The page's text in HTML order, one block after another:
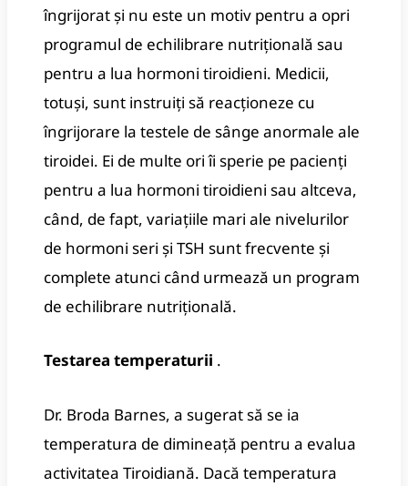
îngrijorat și nu este un motiv pentru a opri
programul de echilibrare nutrițională sau
pentru a lua hormoni tiroidieni. Medicii,
totuși, sunt instruiți să reacționeze cu
îngrijorare la testele de sânge anormale ale
tiroidei. Ei de multe ori îi sperie pe pacienți
pentru a lua hormoni tiroidieni sau altceva,
când, de fapt, variațiile mari ale nivelurilor
de hormoni seri și TSH sunt frecvente și
complete atunci când urmează un program
de echilibrare nutrițională.
Testarea temperaturii .
Dr. Broda Barnes, a sugerat să se ia
temperatura de dimineață pentru a evalua
activitatea Tiroidiană. Dacă temperatura